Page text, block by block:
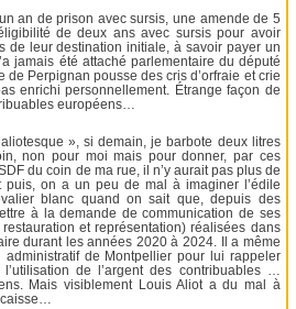
an de prison avec sursis, une amende de 5
de deux ans avec sursis pour avoir
de leur destination initiale, à savoir payer un
jamais été attaché parlementaire du député
de Perpignan pousse des cris d’orfraie et crie
enrichi personnellement. Étrange façon de
européens…
», si demain, je barbote deux litres
non pour moi mais pour donner, par ces
du coin de ma rue, il n’y aurait pas plus de
on a un peu de mal à imaginer l’édile
blanc quand on sait que, depuis des
à la demande de communication de ses
et représentation) réalisées dans
durant les années 2020 à 2024. Il a même
de Montpellier pour lui rappeler
de l’argent des contribuables …
Mais visiblement Louis Aliot a du mal à
caisse…